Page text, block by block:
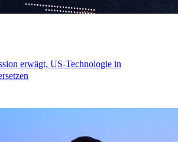
erwägt, US-Technologie in